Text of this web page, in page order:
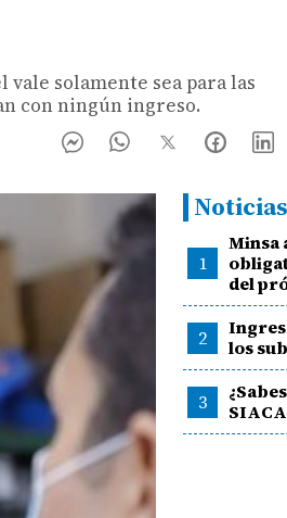
solamente sea para las
con ningún ingreso.
1
Minsa
del
2
los
3